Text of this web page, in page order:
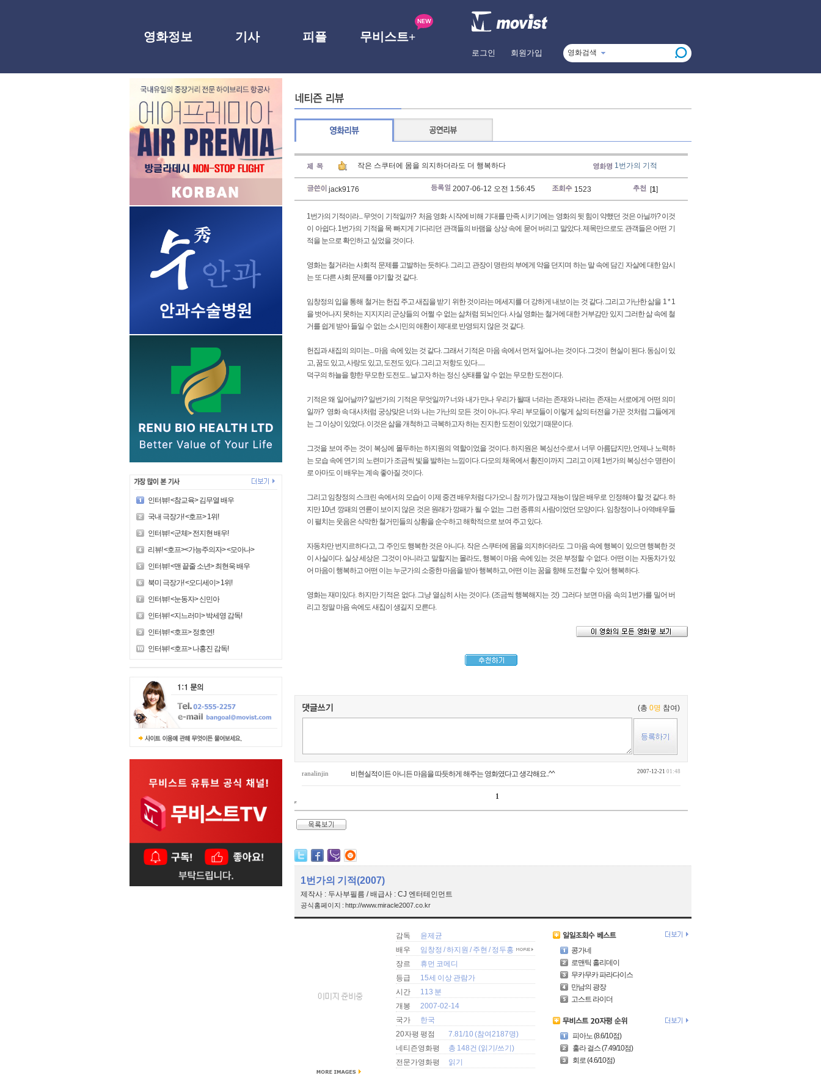
영화정보 기사 피플 무비스트+
로그인 회원가입 영화검색
인터뷰! <참교육> 김무열 배우
국내 극장가! <호프> 1위!
인터뷰! <군체> 전지현 배우!
리뷰! <호프><가능주의자> <모아나>
인터뷰! <맨 끝줄 소년> 최현욱 배우
북미 극장가! <오디세이> 1위!
인터뷰! <눈동자> 신민아
인터뷰! <지느러미> 박세영 감독!
인터뷰! <호프> 정호연!
인터뷰! <호프> 나홍진 감독!
작은 스쿠터에 몸을 의지하더라도 더 행복하다 1번가의 기적
jack9176 2007-06-12 오전 1:56:45 1523 [1]
1번가의 기적이라... 무엇이 기적일까? 처음 영화 시작에 비해 기대를 만족 시키기에는 영화의 뒷 힘이 약했던 것은 아닐까? 이것
이 아쉽다. 1번가의 기적을 목 빠지게 기다리던 관객들의 바램을 상상 속에 묻어 버리고 말았다. 제목만으로도 관객들은 어떤 기
적을 눈으로 확인하고 싶었을 것이다.
영화는 철거라는 사회적 문제를 고발하는 듯하다. 그리고 관장이 명란의 부에게 약을 던지며 하는 말 속에 담긴 자살에 대한 암시
는 또 다른 사회 문제를 야기할 것 같다.
임창정의 입을 통해 철거는 헌집 주고 새집을 받기 위한 것이라는 메세지를 더 강하게 내보이는 것 같다. 그리고 가난한 삶을 1 * 1
을 벗어나지 못하는 지지지리 군상들의 어쩔 수 없는 삶처럼 되뇌인다. 사실 영화는 철거에 대한 거부감만 있지 그러한 삶 속에 철
거를 쉽게 받아 들일 수 없는 소시민의 애환이 제대로 반영되지 않은 것 같다.
헌집과 새집의 의미는... 마음 속에 있는 것 같다. 그래서 기적은 마음 속에서 먼저 일어나는 것이다. 그것이 현실이 된다. 동심이 있
고, 꿈도 있고, 사랑도 있고, 도전도 있다. 그리고 저항도 있다......
덕구의 하늘을 향한 무모한 도전도... 날고자 하는 정신 상태를 알 수 없는 무모한 도전이다.
기적은 왜 일어날까? 일번가의 기적은 무엇일까? 너와 내가 만나 우리가 될때 너라는 존재와 나라는 존재는 서로에게 어떤 의미
일까? 영화 속 대사처럼 궁상맞은 너와 나는 가난의 모든 것이 아니다. 우리 부모들이 이렇게 삶의 터전을 가꾼 것처럼 그들에게
는 그 이상이 있었다. 이것은 삶을 개척하고 극복하고자 하는 진지한 도전이 있었기 때문이다.
그것을 보여 주는 것이 복싱에 몰두하는 하지원의 역할이었을 것이다. 하지원은 복싱선수로서 너무 아름답지만, 언제나 노력하
는 모습 속에 연기의 노련미가 조금씩 빛을 발하는 느낌이다. 다모의 채옥에서 황진이까지 그리고 이제 1번가의 복싱선수 명란이
로 아마도 이 배우는 계속 좋아질 것이다.
그리고 임창정의 스크린 속에서의 모습이 이제 중견 배우처럼 다가오니 참 끼가 많고 재능이 많은 배우로 인정해야 할 것 같다. 하
지만 10년 깡패의 연륜이 보이지 않은 것은 원래가 깡패가 될 수 없는 그런 종류의 사람이었던 모양이다. 임창정이나 아역배우들
이 펼치는 웃음은 삭막한 철거민들의 상황을 순수하고 해학적으로 보여 주고 있다.
자동차만 번지르하다고, 그 주인도 행복한 것은 아니다. 작은 스쿠터에 몸을 의지하더라도 그 마음 속에 행복이 있으면 행복한 것
이 사실이다. 실상 세상은 그것이 아니라고 말할지는 몰라도, 행복이 마음 속에 있는 것은 부정할 수 없다. 어떤 이는 자동차가 있
어 마음이 행복하고 어떤 이는 누군가의 소중한 마음을 받아 행복하고, 어떤 이는 꿈을 향해 도전할 수 있어 행복하다.
영화는 재미있다. 하지만 기적은 없다. 그냥 열심히 사는 것이다. (조금씩 행복해지는 것) 그러다 보면 마음 속의 1번가를 밀어 버
리고 정말 마음 속에도 새집이 생길지 모른다.
(총 0명 참여)
ranalinjin 비현실적이든 아니든 마음을 따듯하게 해주는 영화였다고 생각해요..^^ 2007-12-21 01:48
1
1번가의 기적(2007)
제작사 : 두사부필름 / 배급사 : CJ 엔터테인먼트
공식홈페이지 : http://www.miracle2007.co.kr
감독
윤제균
배우
임창정 /하지원 /주현 /정두홍
장르
휴먼 코메디
등급
15세 이상 관람가
시간
113 분
개봉
2007-02-14
국가
한국
20자평 평점
7.81/10 (참여2187명)
네티즌영화평
총 148건 (읽기 /쓰기 )
전문가영화평
읽기
콩가네
로맨틱 홀리데이
무카무카 파라다이스
만남의 광장
고스트 라이더
피아노 (8.6/10점)
훌라 걸스 (7.49/10점)
회로 (4.6/10점)